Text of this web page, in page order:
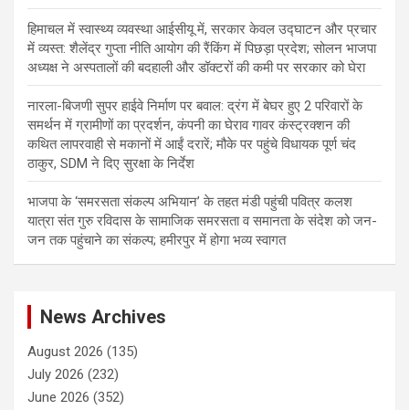
हिमाचल में स्वास्थ्य व्यवस्था आईसीयू में, सरकार केवल उद्घाटन और प्रचार
में व्यस्त: शैलेंद्र गुप्ता नीति आयोग की रैंकिंग में पिछड़ा प्रदेश; सोलन भाजपा
अध्यक्ष ने अस्पतालों की बदहाली और डॉक्टरों की कमी पर सरकार को घेरा
नारला-बिजणी सुपर हाईवे निर्माण पर बवाल: द्रंग में बेघर हुए 2 परिवारों के
समर्थन में ग्रामीणों का प्रदर्शन, कंपनी का घेराव गावर कंस्ट्रक्शन की
कथित लापरवाही से मकानों में आईं दरारें; मौके पर पहुंचे विधायक पूर्ण चंद
ठाकुर, SDM ने दिए सुरक्षा के निर्देश
भाजपा के ‘समरसता संकल्प अभियान’ के तहत मंडी पहुंची पवित्र कलश
यात्रा संत गुरु रविदास के सामाजिक समरसता व समानता के संदेश को जन-
जन तक पहुंचाने का संकल्प; हमीरपुर में होगा भव्य स्वागत
News Archives
August 2026 (135)
July 2026 (232)
June 2026 (352)